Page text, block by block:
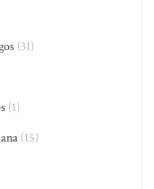
(31)
(1)
(15)